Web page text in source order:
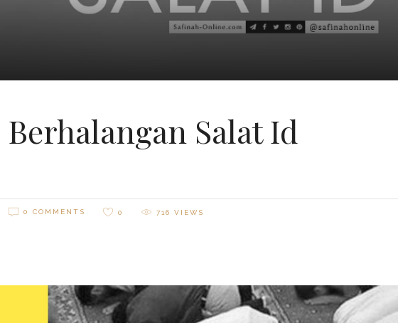
Salat Id
0 COMMENTS 0 716 VIEWS